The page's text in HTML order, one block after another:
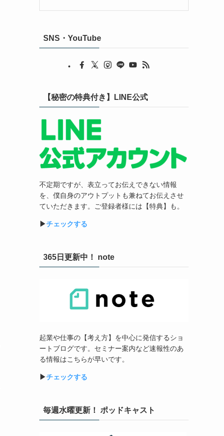
SNS・YouTube
【秘密の特典付き】LINE公式
不定期ですが、表立ってお伝えできない情報
を、僕自身のアウトプットも兼ねてお伝えさせ
ていただきます。ご登録者様には【特典】も。
▶︎チェックする
365日更新中！ note
起業や仕事の【考え方】を中心に発信するショ
ートブログです。セミナー案内など速報性のあ
る情報はこちらが早いです。
▶︎チェックする
毎週水曜更新！ ポッドキャスト